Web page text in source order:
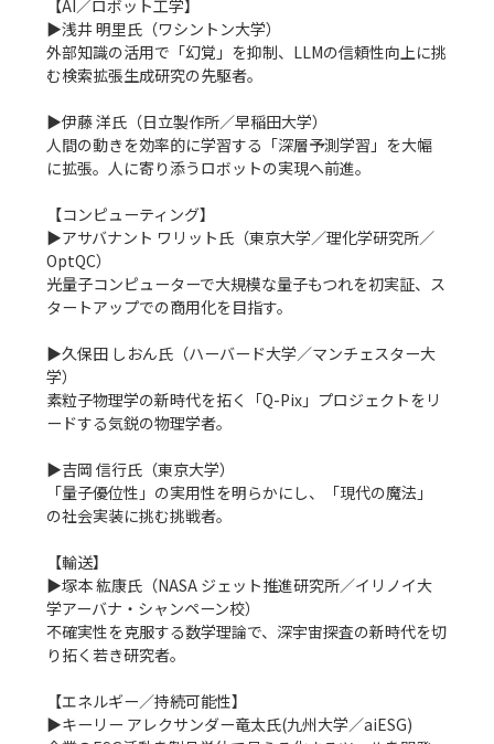
【AI／ロボット工学】
▶浅井 明里氏（ワシントン大学）
外部知識の活用で「幻覚」を抑制、LLMの信頼性向上に挑
む検索拡張生成研究の先駆者。
▶伊藤 洋氏（日立製作所／早稲田大学）
人間の動きを効率的に学習する「深層予測学習」を大幅
に拡張。人に寄り添うロボットの実現へ前進。
【コンピューティング】
▶アサバナント ワリット氏（東京大学／理化学研究所／
OptQC）
光量子コンピューターで大規模な量子もつれを初実証、ス
タートアップでの商用化を目指す。
▶久保田 しおん氏（ハーバード大学／マンチェスター大
学）
素粒子物理学の新時代を拓く「Q-Pix」プロジェクトをリ
ードする気鋭の物理学者。
▶吉岡 信行氏（東京大学）
「量子優位性」の実用性を明らかにし、「現代の魔法」
の社会実装に挑む挑戦者。
【輸送】
▶塚本 紘康氏（NASA ジェット推進研究所／イリノイ大
学アーバナ・シャンペーン校）
不確実性を克服する数学理論で、深宇宙探査の新時代を切
り拓く若き研究者。
【エネルギー／持続可能性】
▶キーリー アレクサンダー竜太氏(九州大学／aiESG)